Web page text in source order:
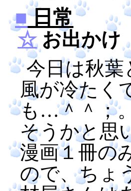
■日常
☆お出かけ
今日は秋
風が冷たく
も…＾＾；
そうかと思
漫画１冊の
ので、ちょ